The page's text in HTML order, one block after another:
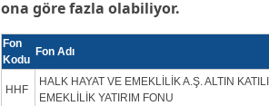
ona göre fazla olabiliyor.
Fon
Kodu
Fon Adı
HHF
HALK HAYAT VE EMEKLİLİK A.Ş. ALTIN
EMEKLİLİK YATIRIM FONU